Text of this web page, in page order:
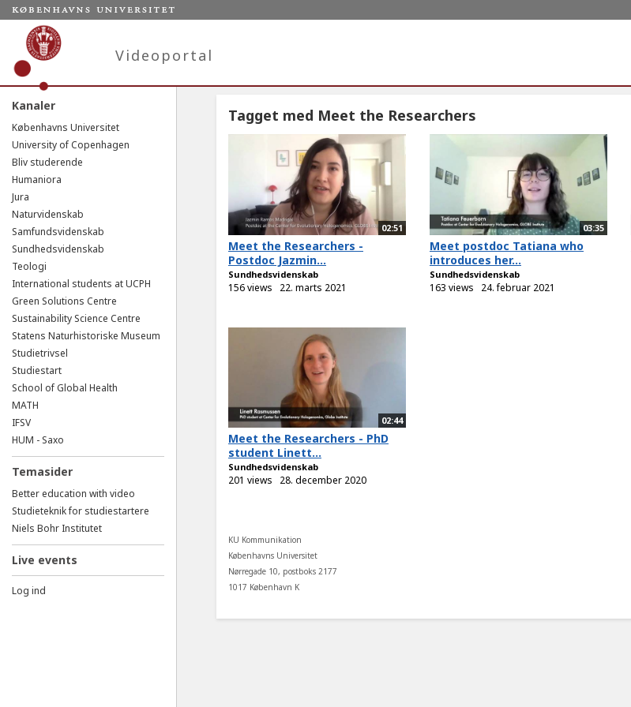
Videoportal
Kanaler
Københavns Universitet
University of Copenhagen
Bliv studerende
Humaniora
Jura
Naturvidenskab
Samfundsvidenskab
Sundhedsvidenskab
Teologi
International students at UCPH
Green Solutions Centre
Sustainability Science Centre
Statens Naturhistoriske Museum
Studietrivsel
Studiestart
School of Global Health
MATH
IFSV
HUM - Saxo
Temasider
Better education with video
Studieteknik for studiestartere
Niels Bohr Institutet
Live events
Log ind
Tagget med Meet the Researchers
02:51
Meet the Researchers -
Postdoc Jazmin...
Sundhedsvidenskab
156 views 22. marts 2021
03:35
Meet postdoc Tatiana who
introduces her...
Sundhedsvidenskab
163 views 24. februar 2021
02:44
Meet the Researchers - PhD
student Linett...
Sundhedsvidenskab
201 views 28. december 2020
KU Kommunikation
Københavns Universitet
Nørregade 10, postboks 2177
1017 København K